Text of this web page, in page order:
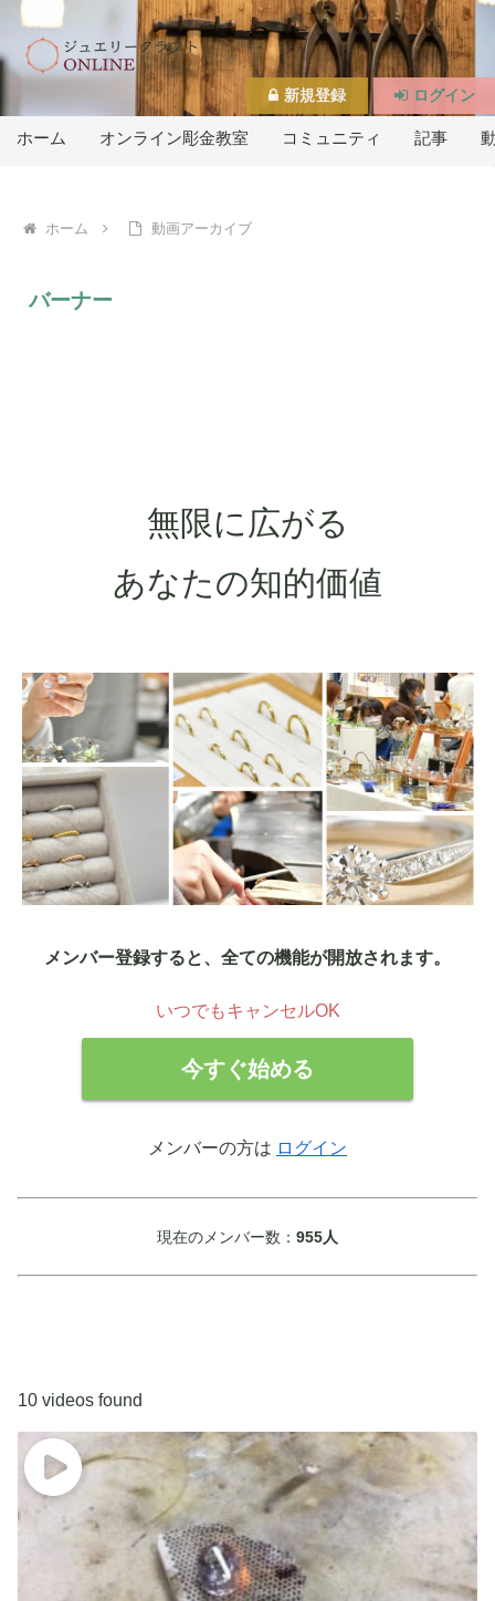
ホーム オンライン彫金教室 コミュニティ 記事
ホーム 動画アーカイブ
バーナー
無限に広がる
あなたの知的価値
メンバー登録すると、全ての機能が開放されます。
いつでもキャンセルOK
今すぐ始める
メンバーの方は ログイン
現在のメンバー数： 955人
10 videos found
新規登録 ログイン